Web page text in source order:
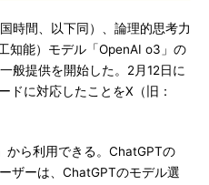
時間、以下同）、論理的思考力
知能）モデル「OpenAI o3」の
般提供を開始した。2月12日に
ドに対応したことをX（旧：
ら利用できる。ChatGPTの
ザーは、ChatGPTのモデル選